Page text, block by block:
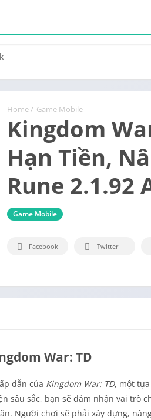
Home / Game Mobile
Kingdom
Hạn Tiền,
Rune 2.1.92
Game Mobile
Facebook Twitter
War: TD
dẫn của Kingdom War: TD, một
sâu sắc, bạn sẽ đảm nhận vai trò
Người chơi sẽ phải xây dựng,